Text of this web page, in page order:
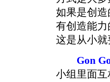
如果是创
有创造能
这是从小就
Gon
小组里面